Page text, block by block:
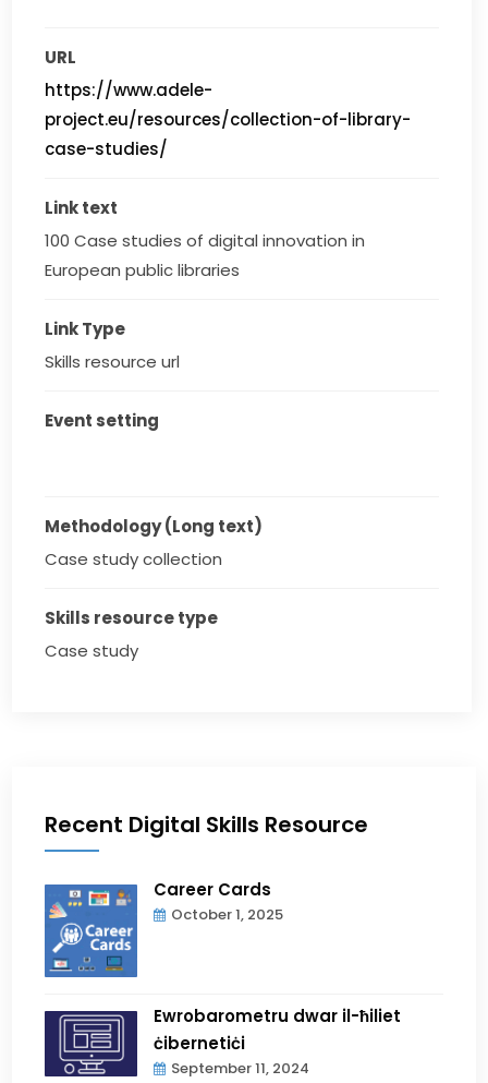
URL
https://www.adele-
project.eu/resources/collection-of-library-
case-studies/
Link text
100 Case studies of digital innovation in
European public libraries
Link Type
Skills resource url
Event setting
Methodology (Long text)
Case study collection
Skills resource type
Case study
Recent Digital Skills Resource
Career Cards
October 1, 2025
Ewrobarometru dwar il-ħiliet
ċibernetiċi
September 11, 2024